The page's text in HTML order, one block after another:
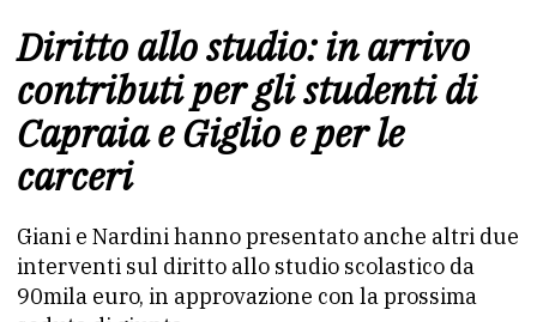
Diritto allo studio: in arrivo
contributi per gli studenti di
Capraia e Giglio e per le
carceri
Giani e Nardini hanno presentato anche altri due
interventi sul diritto allo studio scolastico da
90mila euro, in approvazione con la prossima